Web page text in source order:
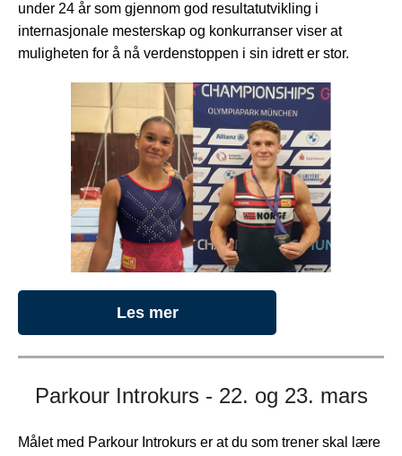
under 24 år som gjennom god resultatutvikling i
internasjonale mesterskap og konkurranser viser at
muligheten for å nå verdenstoppen i sin idrett er stor.
Les mer
Parkour Introkurs - 22. og 23. mars
Målet med Parkour Introkurs er at du som trener skal lære